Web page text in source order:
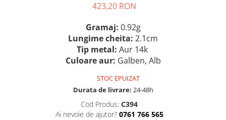
423,20 RON
Gramaj: 0.92g
Lungime cheita: 2.1cm
Tip metal: Aur 14k
Culoare aur: Galben, Alb
STOC EPUIZAT
Durata de livrare: 24-48h
Cod Produs: C394
Ai nevoie de ajutor? 0761 766 565